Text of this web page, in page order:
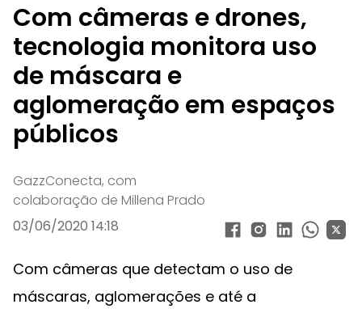
Com câmeras e drones,
tecnologia monitora uso
de máscara e
aglomeração em espaços
públicos
GazzConecta, com
colaboração de Millena Prado
03/06/2020 14:18
Com câmeras que detectam o uso de
máscaras, aglomerações e até a